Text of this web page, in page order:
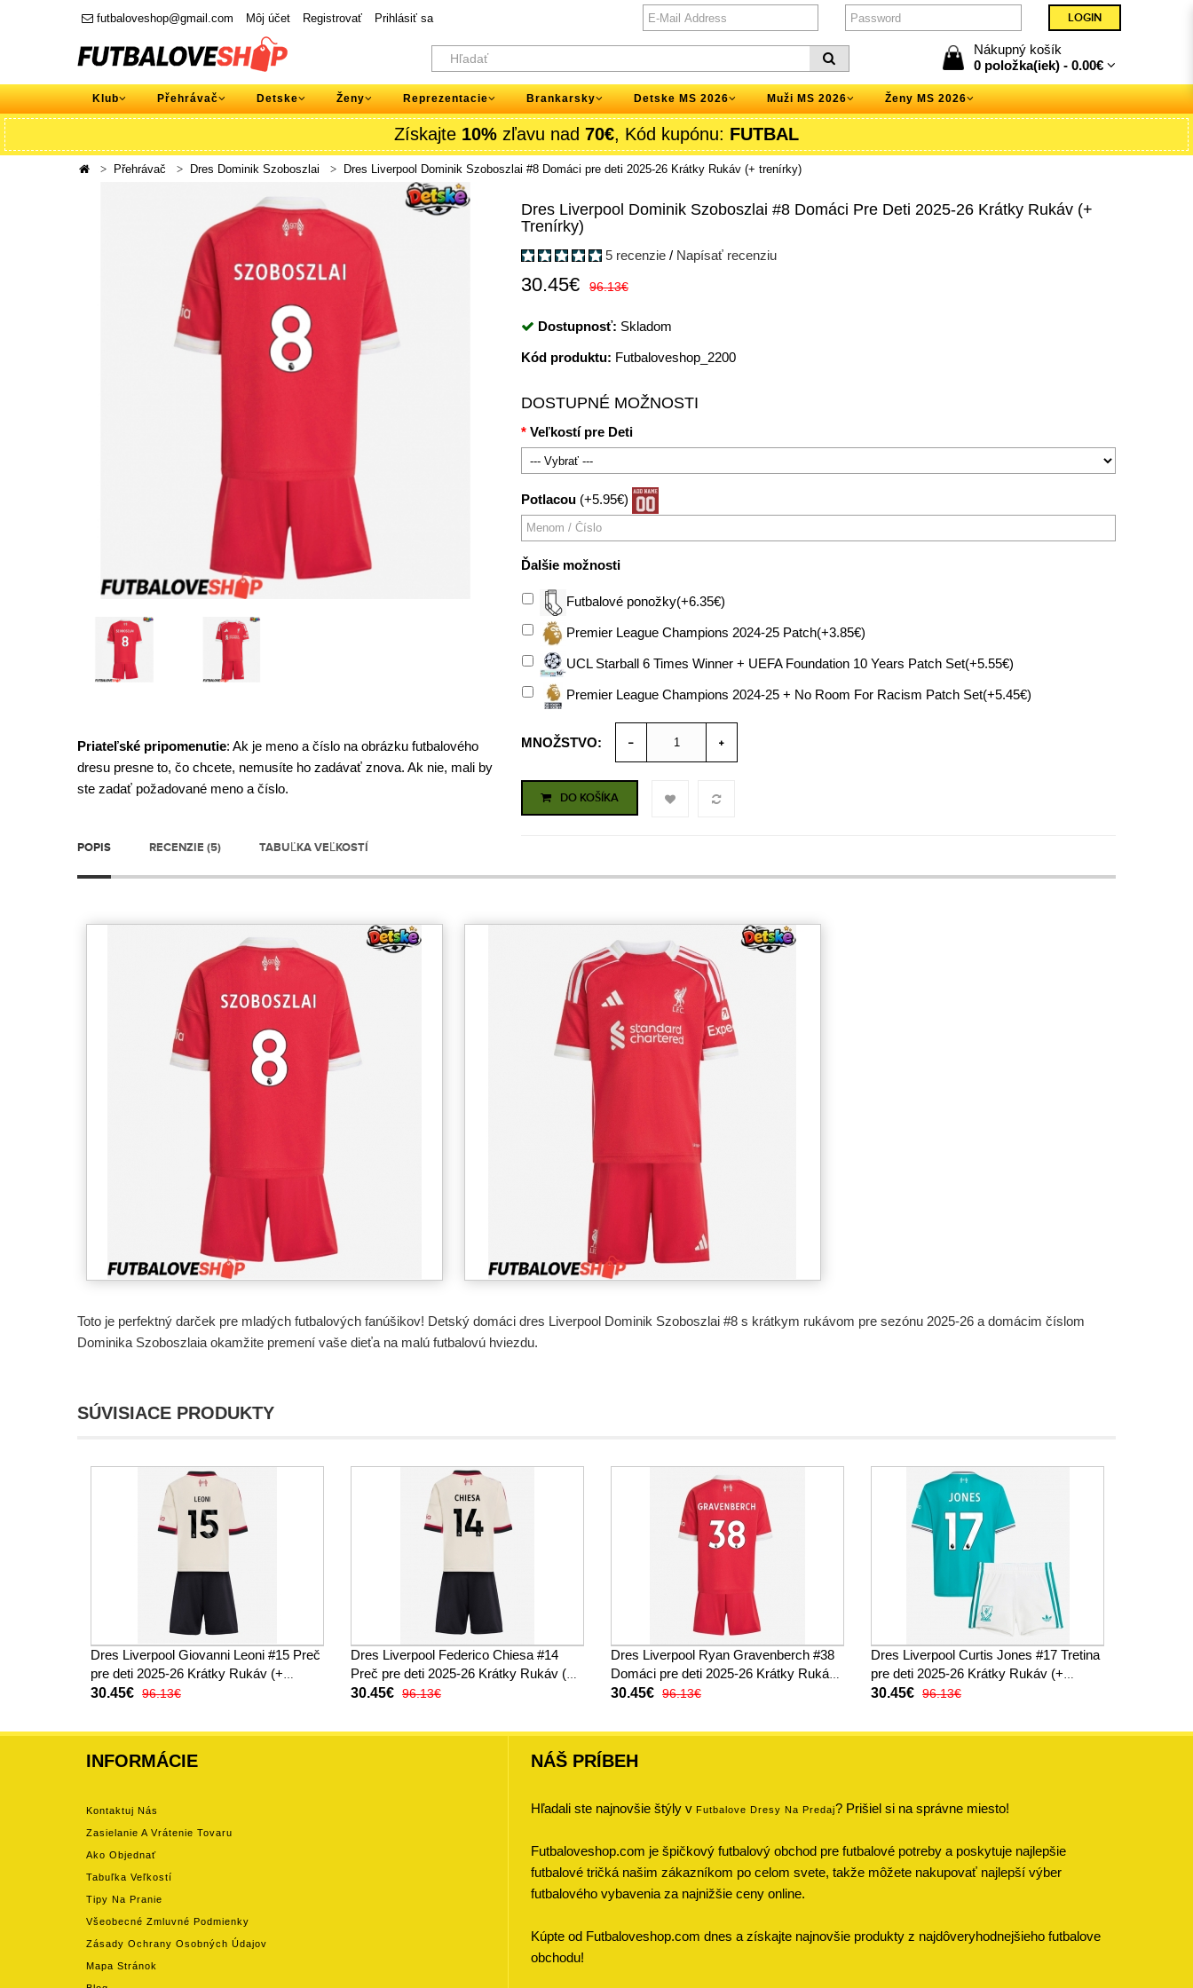
futbaloveshop@gmail.com Môj účet Registrovať Prihlásiť sa
Nákupný košík
0 položka(iek) - 0.00€
Klub Přehrávač Detske Ženy Reprezentacie Brankarsky Detske MS 2026 Muži MS 2026 Ženy MS 2026
Získajte 10% zľavu nad 70€, Kód kupónu: FUTBAL
Přehrávač Dres Dominik Szoboszlai Dres Liverpool Dominik Szoboszlai #8 Domáci pre deti 2025-26 Krátky Rukáv (+ trenírky)
Priateľské pripomenutie: Ak je meno a číslo na obrázku futbalového
dresu presne to, čo chcete, nemusíte ho zadávať znova. Ak nie, mali by
ste zadať požadované meno a číslo.
Dres Liverpool Dominik Szoboszlai #8 Domáci Pre Deti 2025-26 Krátky Rukáv (+
Trenírky)
5 recenzie / Napísať recenziu
30.45€ 96.13€
Dostupnosť: Skladom
Kód produktu: Futbaloveshop_2200
DOSTUPNÉ MOŽNOSTI
Veľkostí pre Deti
Potlacou (+5.95€)
Ďalšie možnosti
Futbalové ponožky(+6.35€)
Premier League Champions 2024-25 Patch(+3.85€)
UCL Starball 6 Times Winner + UEFA Foundation 10 Years Patch Set(+5.55€)
Premier League Champions 2024-25 + No Room For Racism Patch Set(+5.45€)
MNOŽSTVO:
DO KOŠÍKA
POPIS RECENZIE (5) TABUĽKA VEĽKOSTÍ
Toto je perfektný darček pre mladých futbalových fanúšikov! Detský domáci dres Liverpool Dominik Szoboszlai #8 s krátkym rukávom pre sezónu 2025-26 a domácim číslom
Dominika Szoboszlaia okamžite premení vaše dieťa na malú futbalovú hviezdu.
SÚVISIACE PRODUKTY
Dres Liverpool Giovanni Leoni #15 Preč
pre deti 2025-26 Krátky Rukáv (+
trenírky)
30.45€ 96.13€
Dres Liverpool Federico Chiesa #14
Preč pre deti 2025-26 Krátky Rukáv (+
trenírky)
30.45€ 96.13€
Dres Liverpool Ryan Gravenberch #38
Domáci pre deti 2025-26 Krátky Rukáv
(+ trenírky)
30.45€ 96.13€
Dres Liverpool Curtis Jones #17 Tretina
pre deti 2025-26 Krátky Rukáv (+
trenírky)
30.45€ 96.13€
INFORMÁCIE
Kontaktuj Nás
Zasielanie A Vrátenie Tovaru
Ako Objednať
Tabuľka Veľkostí
Tipy Na Pranie
Všeobecné Zmluvné Podmienky
Zásady Ochrany Osobných Údajov
Mapa Stránok
NÁŠ PRÍBEH
Hľadali ste najnovšie štýly v Futbalove Dresy Na Predaj? Prišiel si na správne miesto!
Futbaloveshop.com je špičkový futbalový obchod pre futbalové potreby a poskytuje najlepšie
futbalové tričká našim zákazníkom po celom svete, takže môžete nakupovať najlepší výber
futbalového vybavenia za najnižšie ceny online.
Kúpte od Futbaloveshop.com dnes a získajte najnovšie produkty z najdôveryhodnejšieho futbalove
obchodu!